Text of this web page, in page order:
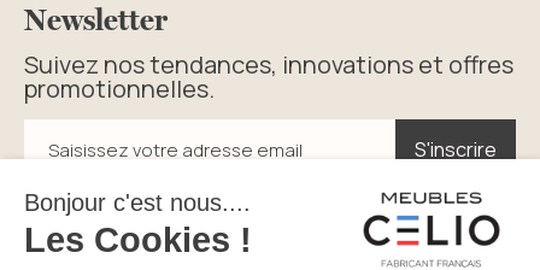
Newsletter
Suivez nos tendances, innovations et offres
promotionnelles.
Saisissez votre adresse email S'inscrire
S'inscrire
En cliquant sur s’inscrire vous acceptez la politique de
confidentialité.